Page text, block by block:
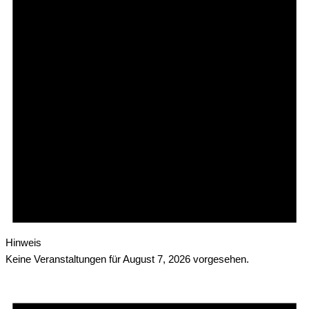
Hinweis
Keine Veranstaltungen für August 7, 2026 vorgesehen.